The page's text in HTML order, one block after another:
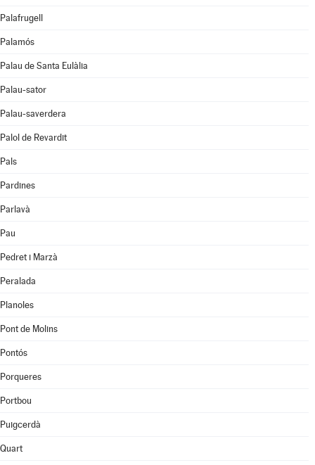
Palafrugell
Palamós
Palau de Santa Eulàlia
Palau-sator
Palau-saverdera
Palol de Revardit
Pals
Pardines
Parlavà
Pau
Pedret i Marzà
Peralada
Planoles
Pont de Molins
Pontós
Porqueres
Portbou
Puigcerdà
Quart